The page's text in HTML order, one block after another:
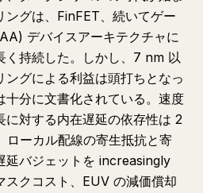
ングは、FinFET、続いてゲー
デバイスアーキテクチャに
く持続した。しかし、7 nm 以
ングによる利益は頭打ちとなっ
十分に文書化されている。速度
に対する内在遅延の依存性は 2
ローカル配線の寄生抵抗と寄
延バジェットを increasingly
スクコスト、EUV の減価償却